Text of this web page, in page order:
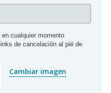
cualquier momento
de cancelación al pié de
Cambiar imagen